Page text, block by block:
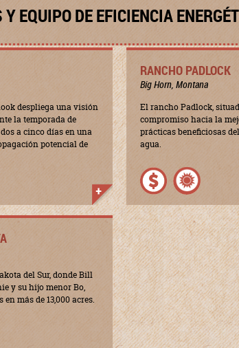
EQUIPO DE EFICIENCIA
despliega una visión
la temporada de
a cinco días en una
potencial de
RANCHO PADLOCK
Big Horn, Montana
El rancho Padlock,
compromiso hacia la
prácticas beneficiosas
agua.
del Sur, donde Bill
y su hijo menor Bo,
más de 13,000 acres.